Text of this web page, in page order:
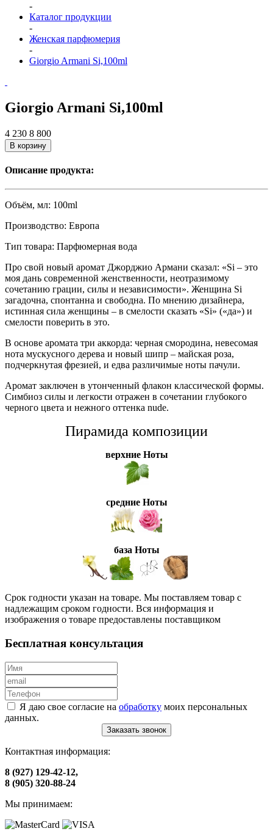
-
Каталог продукции
-
Женская парфюмерия
-
Giorgio Armani Si,100ml
Giorgio Armani Si,100ml
4 230 8 800
В корзину
Описание продукта:
Объём, мл: 100ml
Производство: Eвропа
Тип товара: Парфюмерная вода
Про свой новый аромат Джорджио Армани сказал: «Si – это
моя дань современной женственности, неотразимому
сочетанию грации, силы и независимости». Женщина Si
загадочна, спонтанна и свободна. По мнению дизайнера,
истинная сила женщины – в смелости сказать «Si» («да») и
смелости поверить в это.
В основе аромата три аккорда: черная смородина, невесомая
нота мускусного дерева и новый шипр – майская роза,
подчеркнутая фрезией, и едва различимые ноты пачули.
Аромат заключен в утонченный флакон классической формы.
Симбиоз силы и легкости отражен в сочетании глубокого
черного цвета и нежного оттенка nude.
Пирамида композиции
верхние Ноты
средние Ноты
база Ноты
Срок годности указан на товаре. Мы поставляем товар с
надлежащим сроком годности. Вся информация и
изображения о товаре предоставлены поставщиком
Бесплатная консультация
Я даю свое согласие на обработку моих персональных
данных.
Заказать звонок
Контактная информация:
8 (927) 129-42-12,
8 (905) 320-88-24
Мы принимаем: